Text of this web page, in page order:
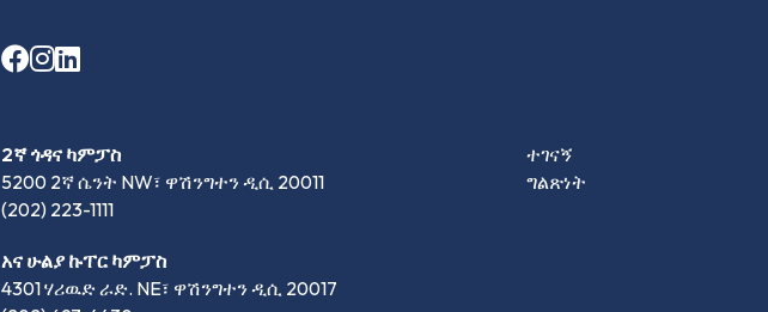
2ኛ ጎዳና ካምፓስ
5200 2ኛ ሴንት NW፣ ዋሽንግተን ዲሲ 20011
(202) 223-1111
አና ሁልያ ኩፐር ካምፓስ
4301 ሃሪዉድ ራድ. NE፣ ዋሽንግተን ዲሲ 20017
ተገናኝ
ግልጽነት